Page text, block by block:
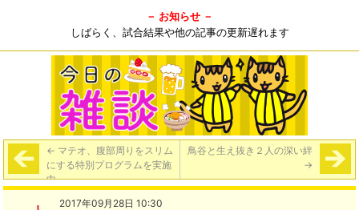
－ お知らせ －
しばらく、試合結果や他の記事の更新遅れます
← マテオ、腹部周りをスリム
にする特別プログラムを実施
中
鳥谷と生え抜き２人の深い絆
→
2017年09月28日 10:30